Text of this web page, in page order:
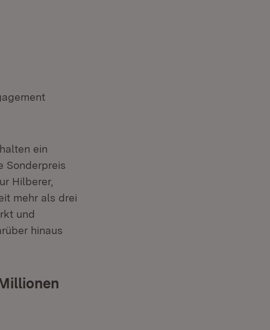
ein
Sonderpreis
Hilberer,
mehr als drei
und
hinaus